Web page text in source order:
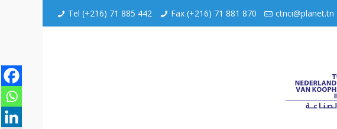
Tel (+216) 71 885 442 Fax (+216) 71 881 870 ctnci@planet.tn